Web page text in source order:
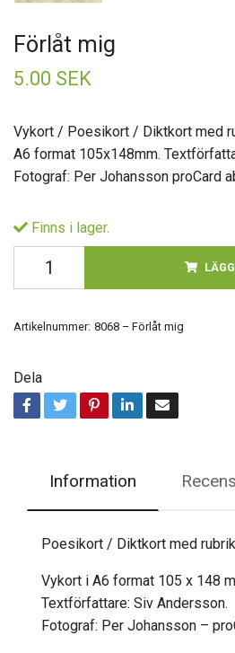
Förlåt mig
5.00 SEK
Vykort / Poesikort / Diktkort med
A6 format 105x148mm.
Fotograf: Per Johansson proCard
Finns i lager.
Artikelnummer: 8068 – Förlåt mig
Dela
Information
Poesikort / Diktkort med
Vykort i A6 format 105 x 148
Textförfattare: Siv Andersson.
Fotograf: Per Johansson –